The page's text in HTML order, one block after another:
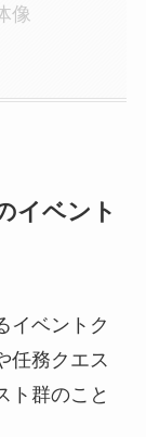
像
イベント
イベントク
任務クエス
ト群のこと